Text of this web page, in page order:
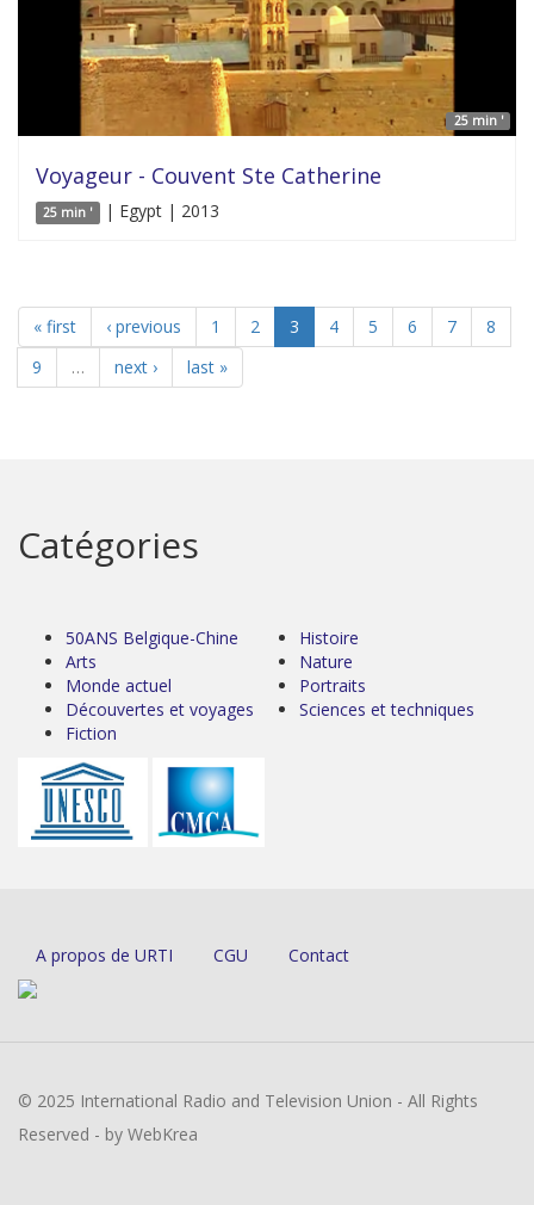
25 min '
Voyageur - Couvent Ste Catherine
25 min ' | Egypt | 2013
« first ‹ previous 1 2 3 4 5 6 7
8
9
… next › last »
Catégories
50ANS Belgique-Chine
Arts
Monde actuel
Découvertes et voyages
Fiction
Histoire
Nature
Portraits
Sciences et techniques
A propos de URTI CGU Contact
© 2025 International Radio and Television Union - All Rights
Reserved - by WebKrea